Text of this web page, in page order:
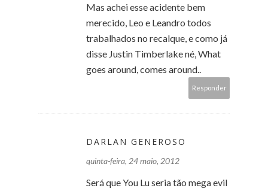
Mas achei esse acidente bem
merecido, Leo e Leandro todos
trabalhados no recalque, e como já
disse Justin Timberlake né, What
goes around, comes around..
Responder
DARLAN GENEROSO
quinta-feira, 24 maio, 2012
Será que You Lu seria tão mega evil